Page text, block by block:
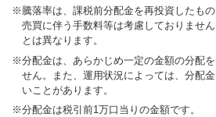
※ 騰落率は、課税前分配金を再投資したも
売買に伴う手数料等は考慮しておりませ
とは異なります。
※分配金は、あらかじめ一定の金額の分配
せん。また、運用状況によっては、分配
いことがあります。
※分配金は税引前1万口当りの金額です。